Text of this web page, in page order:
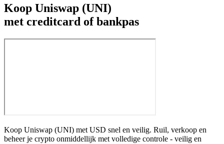
Koop Uniswap (UNI)
met creditcard of bankpas
Koop Uniswap (UNI) met USD snel en veilig. Ruil, verkoop en
beheer je crypto onmiddellijk met volledige controle - veilig en